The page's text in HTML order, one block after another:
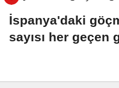
İspanya'daki
sayısı her geçen